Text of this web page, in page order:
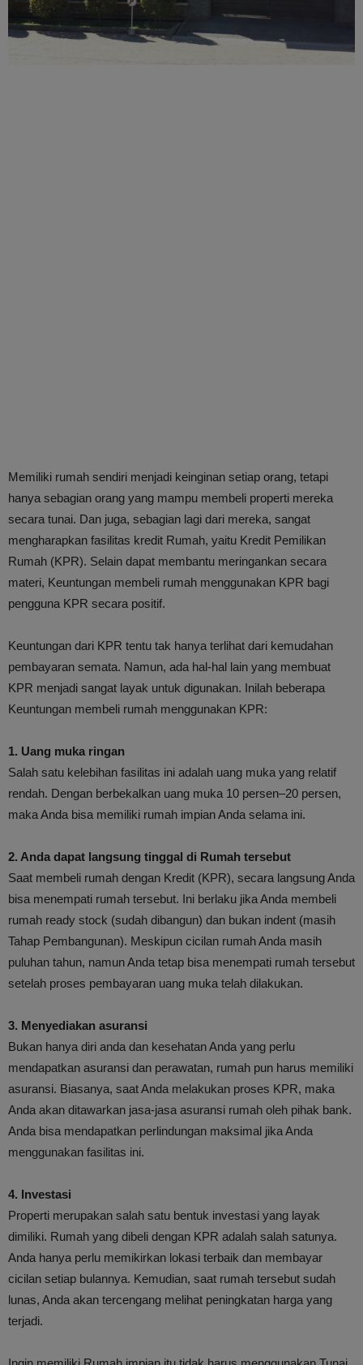
Memiliki rumah sendiri menjadi keinginan setiap orang, tetapi
hanya sebagian orang yang mampu membeli properti mereka
secara tunai. Dan juga, sebagian lagi dari mereka, sangat
mengharapkan fasilitas kredit Rumah, yaitu Kredit Pemilikan
Rumah (KPR). Selain dapat membantu meringankan secara
materi, Keuntungan membeli rumah menggunakan KPR bagi
pengguna KPR secara positif.
Keuntungan dari KPR tentu tak hanya terlihat dari kemudahan
pembayaran semata. Namun, ada hal-hal lain yang membuat
KPR menjadi sangat layak untuk digunakan. Inilah beberapa
Keuntungan membeli rumah menggunakan KPR:
1. Uang muka ringan
Salah satu kelebihan fasilitas ini adalah uang muka yang relatif
rendah. Dengan berbekalkan uang muka 10 persen–20 persen,
maka Anda bisa memiliki rumah impian Anda selama ini.
2. Anda dapat langsung tinggal di Rumah tersebut
Saat membeli rumah dengan Kredit (KPR), secara langsung Anda
bisa menempati rumah tersebut. Ini berlaku jika Anda membeli
rumah ready stock (sudah dibangun) dan bukan indent (masih
Tahap Pembangunan). Meskipun cicilan rumah Anda masih
puluhan tahun, namun Anda tetap bisa menempati rumah tersebut
setelah proses pembayaran uang muka telah dilakukan.
3. Menyediakan asuransi
Bukan hanya diri anda dan kesehatan Anda yang perlu
mendapatkan asuransi dan perawatan, rumah pun harus memiliki
asuransi. Biasanya, saat Anda melakukan proses KPR, maka
Anda akan ditawarkan jasa-jasa asuransi rumah oleh pihak bank.
Anda bisa mendapatkan perlindungan maksimal jika Anda
menggunakan fasilitas ini.
4. Investasi
Properti merupakan salah satu bentuk investasi yang layak
dimiliki. Rumah yang dibeli dengan KPR adalah salah satunya.
Anda hanya perlu memikirkan lokasi terbaik dan membayar
cicilan setiap bulannya. Kemudian, saat rumah tersebut sudah
lunas, Anda akan tercengang melihat peningkatan harga yang
terjadi.